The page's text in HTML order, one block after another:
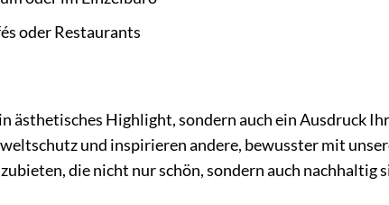
oder Restaurants
ästhetisches Highlight, sondern auch ein Ausdruck
und inspirieren andere, bewusster mit
die nicht nur schön, sondern auch nachhaltig